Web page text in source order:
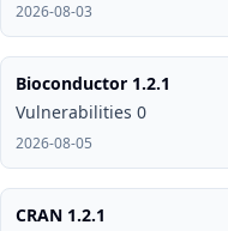
2026-08-03
Bioconductor 1.2.1
Vulnerabilities 0
2026-08-05
CRAN 1.2.1